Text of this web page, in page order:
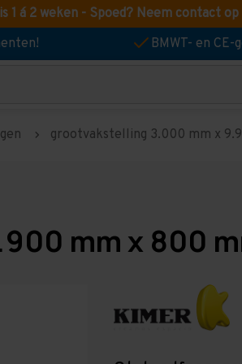
1 á 2 weken - Spoed? Neem contact
BMWT- en
grootvakstelling 3.000 mm x
mm x 800